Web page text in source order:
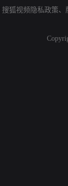
搜狐视频隐私政策、